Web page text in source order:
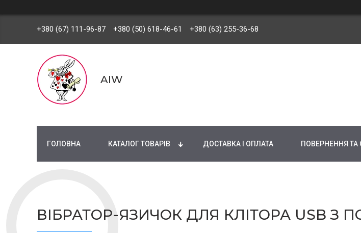
+380 (67) 111-96-87 +380 (50) 618-46-61 +380 (63) 255-36-68
AIW
ГОЛОВНА КАТАЛОГ ТОВАРІВ ДОСТАВКА І ОПЛАТА ПОВЕРНЕННЯ ТА
ВІБРАТОР-ЯЗИЧОК ДЛЯ КЛІТОРА USB З